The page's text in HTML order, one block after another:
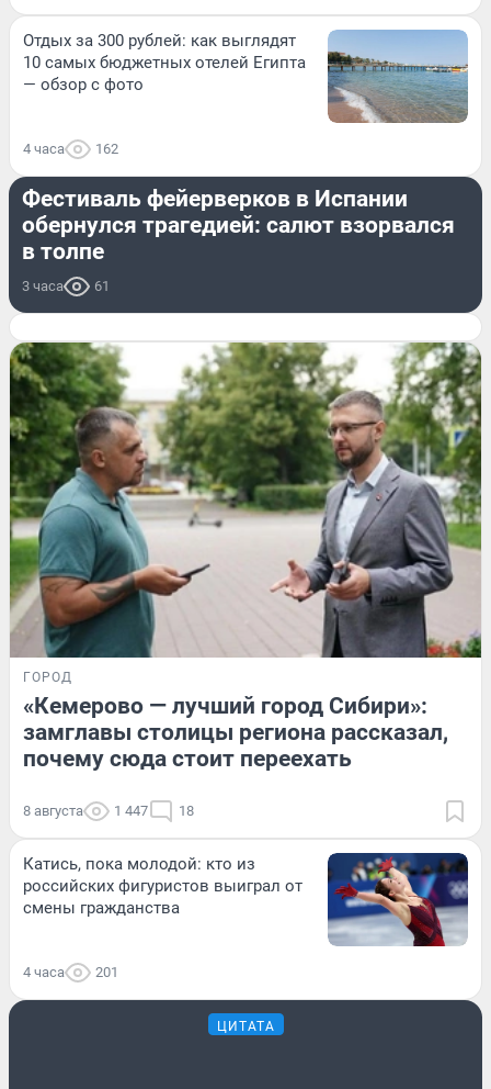
Отдых за 300 рублей: как выглядят
10 самых бюджетных отелей Египта
— обзор с фото
4 часа 162
ПРОИСШЕСТВИЯ
Фестиваль фейерверков в Испании
обернулся трагедией: салют взорвался
в толпе
3 часа 61
ГОРОД
«Кемерово — лучший город Сибири»:
замглавы столицы региона рассказал,
почему сюда стоит переехать
8 августа 1 447 18
Катись, пока молодой: кто из
российских фигуристов выиграл от
смены гражданства
4 часа 201
ЦИТАТА